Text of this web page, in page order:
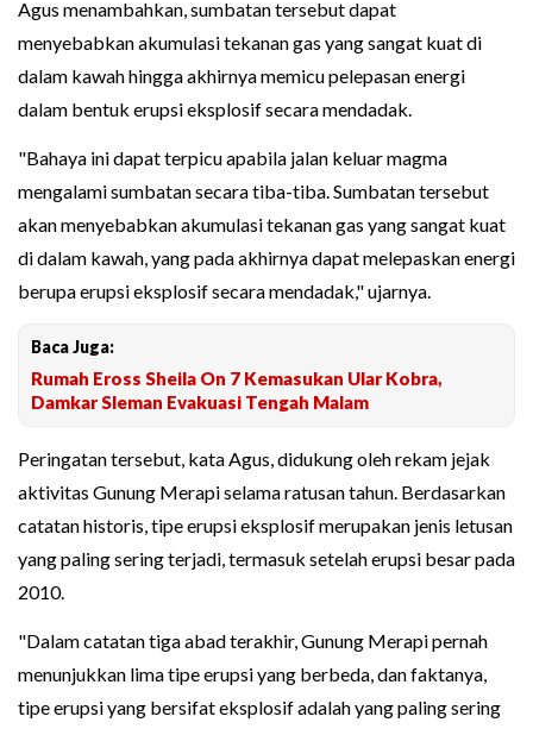
Agus menambahkan, sumbatan tersebut dapat
menyebabkan akumulasi tekanan gas yang sangat kuat di
dalam kawah hingga akhirnya memicu pelepasan energi
dalam bentuk erupsi eksplosif secara mendadak.
"Bahaya ini dapat terpicu apabila jalan keluar magma
mengalami sumbatan secara tiba-tiba. Sumbatan tersebut
akan menyebabkan akumulasi tekanan gas yang sangat kuat
di dalam kawah, yang pada akhirnya dapat melepaskan energi
berupa erupsi eksplosif secara mendadak," ujarnya.
Baca Juga:
Rumah Eross Sheila On 7 Kemasukan Ular Kobra,
Damkar Sleman Evakuasi Tengah Malam
Peringatan tersebut, kata Agus, didukung oleh rekam jejak
aktivitas Gunung Merapi selama ratusan tahun. Berdasarkan
catatan historis, tipe erupsi eksplosif merupakan jenis letusan
yang paling sering terjadi, termasuk setelah erupsi besar pada
2010.
"Dalam catatan tiga abad terakhir, Gunung Merapi pernah
menunjukkan lima tipe erupsi yang berbeda, dan faktanya,
tipe erupsi yang bersifat eksplosif adalah yang paling sering